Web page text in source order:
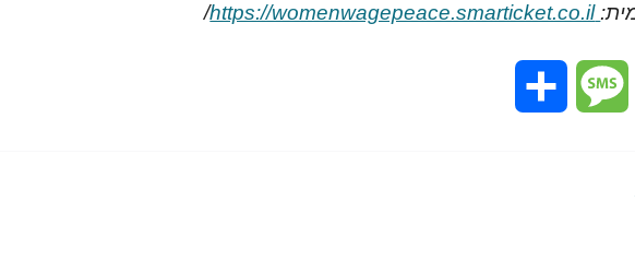
https://womenwagepeace.smarticket.co.il
/
Email
Message